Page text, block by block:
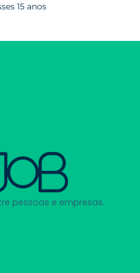
15 anos
pessoas e empresas.